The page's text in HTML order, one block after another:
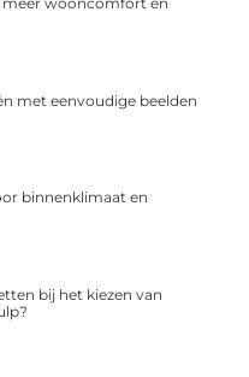
met eenvoudige beelden
binnenklimaat en
bij het kiezen van